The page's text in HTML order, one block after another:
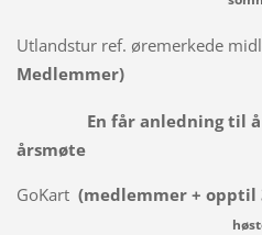
Utlandstur ref. øremerkede
En får anledning til å
årsmøte
GoKart(medlemmer